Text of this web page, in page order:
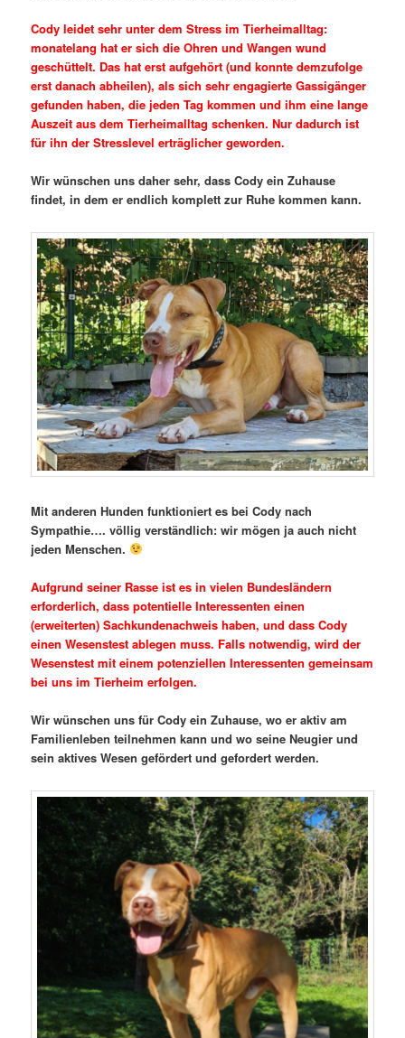
Cody leidet sehr unter dem Stress im Tierheimalltag:
monatelang hat er sich die Ohren und Wangen wund
geschüttelt. Das hat erst aufgehört (und konnte demzufolge
erst danach abheilen), als sich sehr engagierte Gassigänger
gefunden haben, die jeden Tag kommen und ihm eine lange
Auszeit aus dem Tierheimalltag schenken. Nur dadurch ist
für ihn der Stresslevel erträglicher geworden.
Wir wünschen uns daher sehr, dass Cody ein Zuhause
findet, in dem er endlich komplett zur Ruhe kommen kann.
Mit anderen Hunden funktioniert es bei Cody nach
Sympathie…. völlig verständlich: wir mögen ja auch nicht
jeden Menschen.
Aufgrund seiner Rasse ist es in vielen Bundesländern
erforderlich, dass potentielle Interessenten einen
(erweiterten) Sachkundenachweis haben, und dass Cody
einen Wesenstest ablegen muss. Falls notwendig, wird der
Wesenstest mit einem potenziellen Interessenten gemeinsam
bei uns im Tierheim erfolgen.
Wir wünschen uns für Cody ein Zuhause, wo er aktiv am
Familienleben teilnehmen kann und wo seine Neugier und
sein aktives Wesen gefördert und gefordert werden.